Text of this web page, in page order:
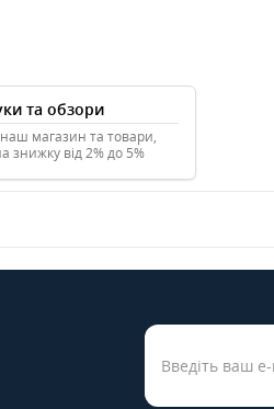
та обзори
магазин та товари,
знижку від 2% до 5%